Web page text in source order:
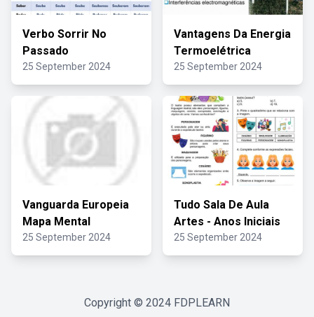
Verbo Sorrir No
Passado
25 September 2024
Vantagens Da Energia
Termoelétrica
25 September 2024
Vanguarda Europeia
Mapa Mental
25 September 2024
Tudo Sala De Aula
Artes - Anos Iniciais
25 September 2024
Copyright © 2024 FDPLEARN